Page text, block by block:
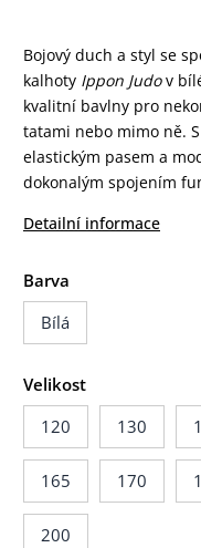
Bojový duch a styl se
kalhoty Ippon Judov
kvalitní bavlny pro
tatami nebo mimo ně.
elastickým pasem a
dokonalým spojením
Detailní informace
Barva
Bílá
Velikost
120
130
165 170
200